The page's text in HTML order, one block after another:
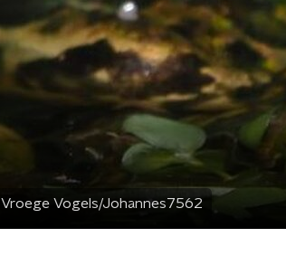
Vroege Vogels/Johannes7562